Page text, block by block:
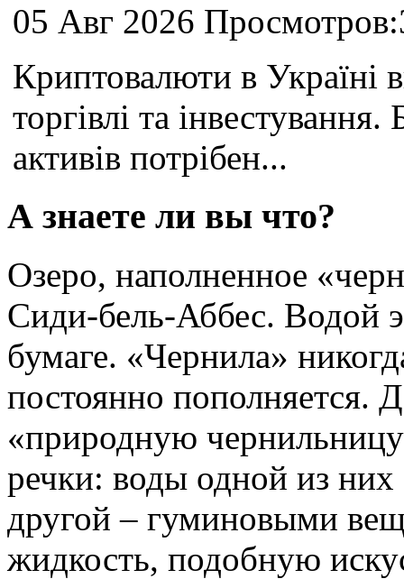
05 Авг 2026
Криптовалюти в Україні
торгівлі та
активів потрібен...
А знаете ли вы что?
Озеро, наполненное
Сиди-бель-Аббес. Водой
бумаге. «Чернила»
постоянно пополняется.
«природную
речки: воды одной из них
другой – гуминовыми
жидкость, подобную